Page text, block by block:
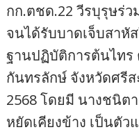
กก.ตชด.22 วีรบุรุษร่
จนได้รับบาดเจ็บสาหั
ฐานปฏิบัติการต้นไทร
กันทรลักษ์ จังหวัดศรี
2568 โดยมี นางชนิต
หยัดเคียงข้าง เป็นตัว